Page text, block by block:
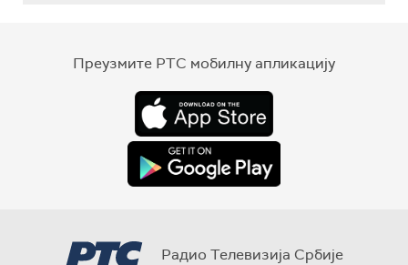
Преузмите РТС мобилну апликацију
Радио Телевизија Србије